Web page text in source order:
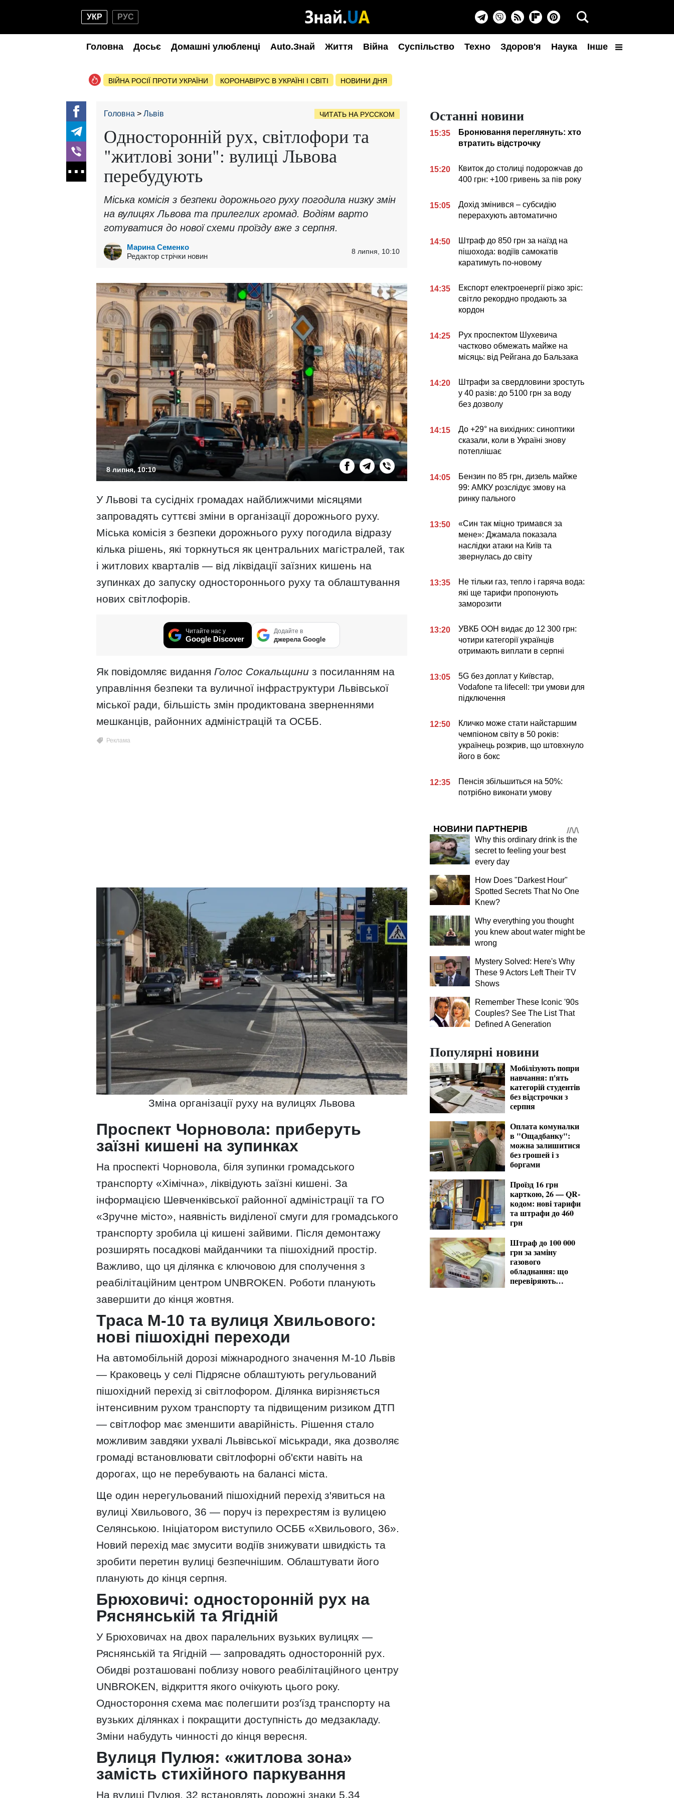
УКР РУС
Головна Досьє Домашні улюбленці Auto.Знай Життя Війна Суспільство Техно Здоров'я Наука Інше
ВІЙНА РОСІЇ ПРОТИ УКРАЇНИ КОРОНАВІРУС В УКРАЇНІ І СВІТІ НОВИНИ ДНЯ
Головна Львів ЧИТАТЬ НА РУССКОМ
Односторонній рух, світлофори та
"житлові зони": вулиці Львова
перебудують
Міська комісія з безпеки дорожнього руху погодила низку змін
на вулицях Львова та прилеглих громад. Водіям варто
готуватися до нової схеми проїзду вже з серпня.
Марина Семенко
Редактор стрічки новин
8 липня, 10:10
8 липня, 10:10
У Львові та сусідніх громадах найближчими місяцями
запровадять суттєві зміни в організації дорожнього руху.
Міська комісія з безпеки дорожнього руху погодила відразу
кілька рішень, які торкнуться як центральних магістралей, так
і житлових кварталів — від ліквідації заїзних кишень на
зупинках до запуску одностороннього руху та облаштування
нових світлофорів.
Читайте нас у
Google Discover
Додайте в
джерела Google
Як повідомляє видання Голос Сокальщини з посиланням на
управління безпеки та вуличної інфраструктури Львівської
міської ради, більшість змін продиктована зверненнями
мешканців, районних адміністрацій та ОСББ.
Зміна організації руху на вулицях Львова
Проспект Чорновола: приберуть
заїзні кишені на зупинках
На проспекті Чорновола, біля зупинки громадського
транспорту «Хімічна», ліквідують заїзні кишені. За
інформацією Шевченківської районної адміністрації та ГО
«Зручне місто», наявність виділеної смуги для громадського
транспорту зробила ці кишені зайвими. Після демонтажу
розширять посадкові майданчики та пішохідний простір.
Важливо, що ця ділянка є ключовою для сполучення з
реабілітаційним центром UNBROKEN. Роботи планують
завершити до кінця жовтня.
Траса М-10 та вулиця Хвильового:
нові пішохідні переходи
На автомобільній дорозі міжнародного значення М-10 Львів
— Краковець у селі Підрясне облаштують регульований
пішохідний перехід зі світлофором. Ділянка вирізняється
інтенсивним рухом транспорту та підвищеним ризиком ДТП
— світлофор має зменшити аварійність. Рішення стало
можливим завдяки ухвалі Львівської міськради, яка дозволяє
громаді встановлювати світлофорні об'єкти навіть на
дорогах, що не перебувають на балансі міста.
Ще один нерегульований пішохідний перехід з'явиться на
вулиці Хвильового, 36 — поруч із перехрестям із вулицею
Селянською. Ініціатором виступило ОСББ «Хвильового, 36».
Новий перехід має змусити водіїв знижувати швидкість та
зробити перетин вулиці безпечнішим. Облаштувати його
планують до кінця серпня.
Брюховичі: односторонній рух на
Ряснянській та Ягідній
У Брюховичах на двох паралельних вузьких вулицях —
Ряснянській та Ягідній — запровадять односторонній рух.
Обидві розташовані поблизу нового реабілітаційного центру
UNBROKEN, відкриття якого очікують цього року.
Одностороння схема має полегшити роз'їзд транспорту на
вузьких ділянках і покращити доступність до медзакладу.
Зміни набудуть чинності до кінця вересня.
Вулиця Пулюя: «житлова зона»
замість стихійного паркування
На вулиці Пулюя, 32 встановлять дорожні знаки 5.34
Останні новини
15:35
Бронювання переглянуть: хто
втратить відстрочку
15:20
Квиток до столиці подорожчав до
400 грн: +100 гривень за пів року
15:05
Дохід змінився – субсидію
перерахують автоматично
14:50
Штраф до 850 грн за наїзд на
пішохода: водіїв самокатів
каратимуть по-новому
14:35
Експорт електроенергії різко зріс:
світло рекордно продають за
кордон
14:25
Рух проспектом Шухевича
частково обмежать майже на
місяць: від Рейгана до Бальзака
14:20
Штрафи за свердловини зростуть
у 40 разів: до 5100 грн за воду
без дозволу
14:15
До +29° на вихідних: синоптики
сказали, коли в Україні знову
потеплішає
14:05
Бензин по 85 грн, дизель майже
99: АМКУ розслідує змову на
ринку пального
13:50
«Син так міцно тримався за
мене»: Джамала показала
наслідки атаки на Київ та
звернулась до світу
13:35
Не тільки газ, тепло і гаряча вода:
які ще тарифи пропонують
заморозити
13:20
УВКБ ООН видає до 12 300 грн:
чотири категорії українців
отримають виплати в серпні
13:05
5G без доплат у Київстар,
Vodafone та lifecell: три умови для
підключення
12:50
Кличко може стати найстаршим
чемпіоном світу в 50 років:
українець розкрив, що штовхнуло
його в бокс
12:35
Пенсія збільшиться на 50%:
потрібно виконати умову
НОВИНИ ПАРТНЕРІВ
Why this ordinary drink is the
secret to feeling your best
every day
How Does "Darkest Hour"
Spotted Secrets That No One
Knew?
Why everything you thought
you knew about water might be
wrong
Mystery Solved: Here's Why
These 9 Actors Left Their TV
Shows
Remember These Iconic '90s
Couples? See The List That
Defined A Generation
Популярні новини
Мобілізують попри
навчання: п'ять
категорій студентів
без відстрочки з
серпня
Оплата комуналки
в "Ощадбанку":
можна залишитися
без грошей і з
боргами
Проїзд 16 грн
карткою, 26 — QR-
кодом: нові тарифи
та штрафи до 460
грн
Штраф до 100 000
грн за заміну
газового
обладнання: що
перевіряють